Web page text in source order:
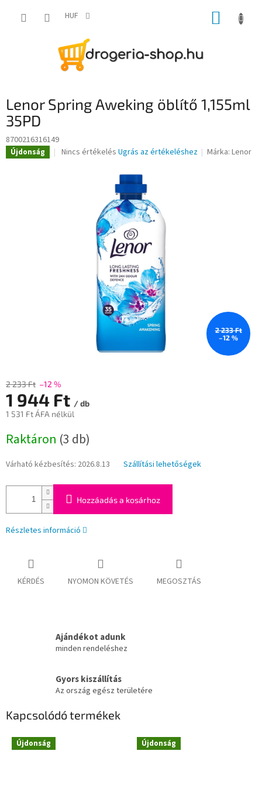
HUF KOSÁR
Lenor Spring Aweking öblítő 1,155ml
35PD
8700216316149
Újdonság
A
Nincs értékelés Ugrás az értékeléshez Márka:Lenor
2 233 Ft
–12 %
2 233 Ft –12 %
1 944 Ft / db
1 531 Ft ÁFA nélkül
Raktáron (3 db)
Várható kézbesítés: 2026.8.13 Szállítási lehetőségek
Hozzáadás a kosárhoz
Részletes információ
KÉRDÉS NYOMON KÖVETÉS MEGOSZTÁS
Ajándékot adunk
minden rendeléshez
Gyors kiszállítás
Az ország egész területére
Kapcsolódó termékek
Újdonság Újdonság